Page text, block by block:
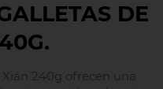
DE
Xián 240g ofrecen una